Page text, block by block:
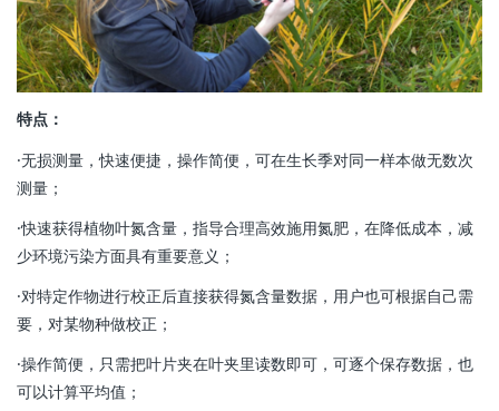
特点：
·无损测量，快速便捷，操作简便，可在生长季对同一样本做无数次
测量；
·快速获得植物叶氮含量，指导合理高效施用氮肥，在降低成本，减
少环境污染方面具有重要意义；
·对特定作物进行校正后直接获得氮含量数据，用户也可根据自己需
要，对某物种做校正；
·操作简便，只需把叶片夹在叶夹里读数即可，可逐个保存数据，也
可以计算平均值；